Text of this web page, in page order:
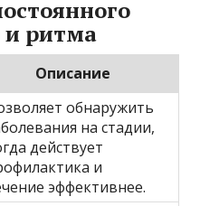
и ритма
Описание
обнаружить
на стадии,
действует
и
эффективнее.